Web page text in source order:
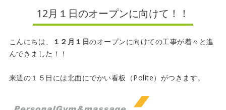
お客様の声
店舗概要・アクセス
12月１日のオープンに向けて！！
こんにちは、 １２月１日のオープンに向けての工事が着々と進
んできました！！
来週の１５日には北面にでかい看板（Polite）がつきます。